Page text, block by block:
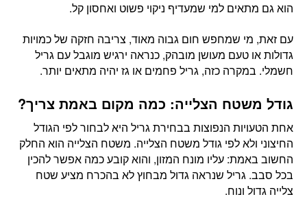
הוא גם מתאים למי שמעדיף ניקוי פשוט ואחסון קל.
עם זאת, מי שמחפש חום גבוה מאוד, צריבה חזקה של כמויות
גדולות או טעם מעושן מובהק, כנראה ירגיש מוגבל עם גריל
חשמלי. במקרה כזה, גריל פחמים או גז יהיה מתאים יותר.
גודל משטח הצלייה: כמה מקום באמת צריך?
אחת הטעויות הנפוצות בבחירת גריל היא לבחור לפי הגודל
החיצוני ולא לפי גודל משטח הצלייה. משטח הצלייה הוא החלק
החשוב באמת: עליו מונח המזון, והוא קובע כמה אפשר להכין
בכל סבב. גריל שנראה גדול מבחוץ לא בהכרח מציע שטח
צלייה גדול ונוח.